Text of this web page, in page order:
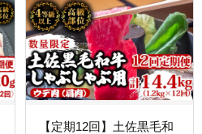
【定期12回】土佐黒毛和